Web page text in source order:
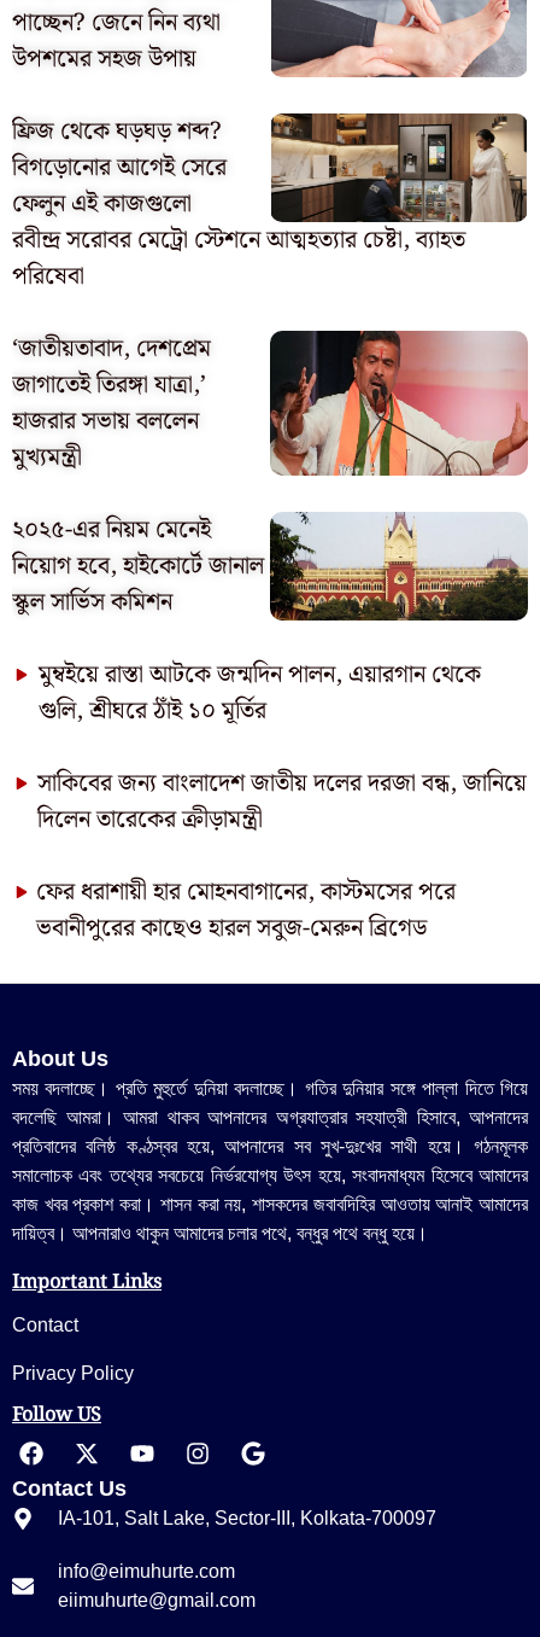
পাচ্ছেন? জেনে নিন ব্যথা
উপশমের সহজ উপায়
ফ্রিজ থেকে ঘড়ঘড় শব্দ?
বিগড়োনোর আগেই সেরে
ফেলুন এই কাজগুলো
রবীন্দ্র সরোবর মেট্রো স্টেশনে আত্মহত্যার চেষ্টা, ব্যাহত
পরিষেবা
‘জাতীয়তাবাদ, দেশপ্রেম
জাগাতেই তিরঙ্গা যাত্রা,’
হাজরার সভায় বললেন
মুখ্যমন্ত্রী
২০২৫-এর নিয়ম মেনেই
নিয়োগ হবে, হাইকোর্টে জানাল
স্কুল সার্ভিস কমিশন
মুম্বইয়ে রাস্তা আটকে জন্মদিন পালন, এয়ারগান থেকে
গুলি, শ্রীঘরে ঠাঁই ১০ মূর্তির
সাকিবের জন্য বাংলাদেশ জাতীয় দলের দরজা বন্ধ, জানিয়ে
দিলেন তারেকের ক্রীড়ামন্ত্রী
ফের ধরাশায়ী হার মোহনবাগানের, কাস্টমসের পরে
ভবানীপুরের কাছেও হারল সবুজ-মেরুন ব্রিগেড
About Us
সময় বদলাচ্ছে। প্রতি মুহুর্তে দুনিয়া বদলাচ্ছে। গতির দুনিয়ার সঙ্গে পাল্লা দিতে গিয়ে
বদলেছি আমরা। আমরা থাকব আপনাদের অগ্রযাত্রার সহযাত্রী হিসাবে, আপনাদের
প্রতিবাদের বলিষ্ঠ কণ্ঠস্বর হয়ে, আপনাদের সব সুখ-দুঃখের সাথী হয়ে। গঠনমূলক
সমালোচক এবং তথ্যের সবচেয়ে নির্ভরযোগ্য উ‍ৎস হয়ে, সংবাদমাধ্যম হিসেবে আমাদের
কাজ খবর প্রকাশ করা। শাসন করা নয়, শাসকদের জবাবদিহির আওতায় আনাই আমাদের
দায়িত্ব। আপনারাও থাকুন আমাদের চলার পথে, বন্ধুর পথে বন্ধু হয়ে।
Important Links
Contact
Privacy Policy
Follow US
Contact Us
IA-101, Salt Lake, Sector-III, Kolkata-700097
info@eimuhurte.com
eiimuhurte@gmail.com